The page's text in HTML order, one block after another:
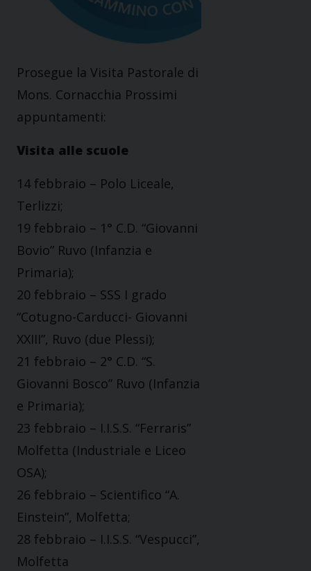
Prosegue la Visita Pastorale di
Mons. Cornacchia Prossimi
appuntamenti:
Visita alle scuole
14 febbraio – Polo Liceale,
Terlizzi;
19 febbraio – 1° C.D. “Giovanni
Bovio” Ruvo (Infanzia e
Primaria);
20 febbraio – SSS I grado
“Cotugno-Carducci- Giovanni
XXIII”, Ruvo (due Plessi);
21 febbraio – 2° C.D. “S.
Giovanni Bosco” Ruvo (Infanzia
e Primaria);
23 febbraio – I.I.S.S. “Ferraris”
Molfetta (Industriale e Liceo
OSA);
26 febbraio – Scientifico “A.
Einstein”, Molfetta;
28 febbraio – I.I.S.S. “Vespucci”,
Molfetta